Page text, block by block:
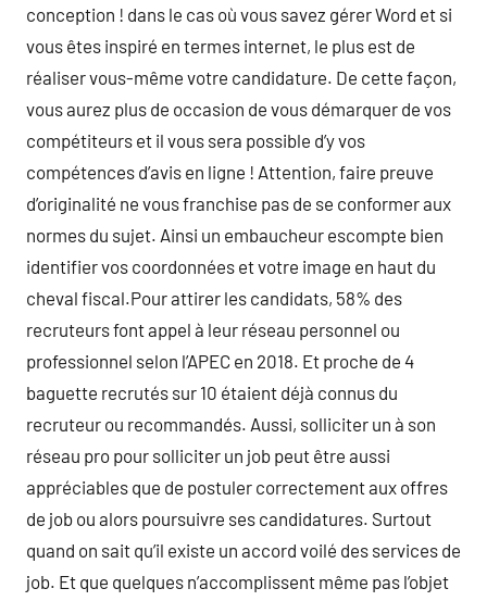
conception ! dans le cas où vous savez gérer Word et si
vous êtes inspiré en termes internet, le plus est de
réaliser vous-même votre candidature. De cette façon,
vous aurez plus de occasion de vous démarquer de vos
compétiteurs et il vous sera possible d’y vos
compétences d’avis en ligne ! Attention, faire preuve
d’originalité ne vous franchise pas de se conformer aux
normes du sujet. Ainsi un embaucheur escompte bien
identifier vos coordonnées et votre image en haut du
cheval fiscal.Pour attirer les candidats, 58% des
recruteurs font appel à leur réseau personnel ou
professionnel selon l’APEC en 2018. Et proche de 4
baguette recrutés sur 10 étaient déjà connus du
recruteur ou recommandés. Aussi, solliciter un à son
réseau pro pour solliciter un job peut être aussi
appréciables que de postuler correctement aux offres
de job ou alors poursuivre ses candidatures. Surtout
quand on sait qu’il existe un accord voilé des services de
job. Et que quelques n’accomplissent même pas l’objet